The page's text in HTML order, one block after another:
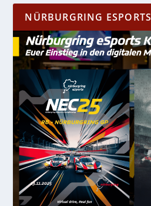
NÜRBURGRING ESPORTS